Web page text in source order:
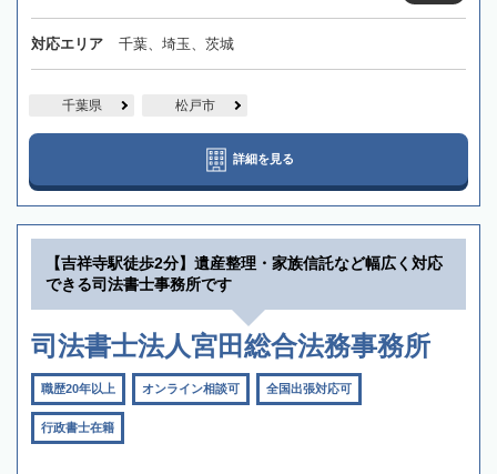
対応エリア 千葉、埼玉、茨城
千葉県 松戸市
詳細を見る
【吉祥寺駅徒歩2分】遺産整理・家族信託など幅広く対応
できる司法書士事務所です
司法書士法人宮田総合法務事務所
職歴20年以上 オンライン相談可 全国出張対応可
行政書士在籍